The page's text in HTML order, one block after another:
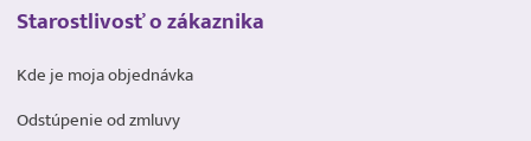
Starostlivosť o zákaznika
Kde je moja objednávka
Odstúpenie od zmluvy